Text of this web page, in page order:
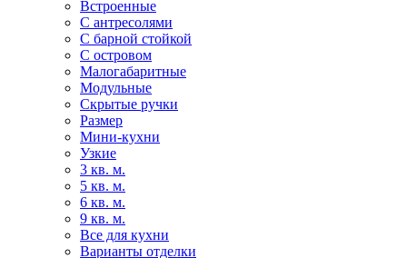
Встроенные
С антресолями
С барной стойкой
С островом
Малогабаритные
Модульные
Скрытые ручки
Размер
Мини-кухни
Узкие
3 кв. м.
5 кв. м.
6 кв. м.
9 кв. м.
Все для кухни
Варианты отделки